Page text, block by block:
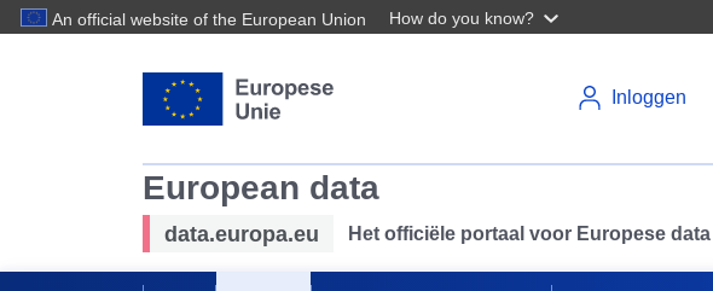
An official website of the European Union How do you know?
Inloggen
European data
data.europa.eu Het officiële portaal voor Europese data